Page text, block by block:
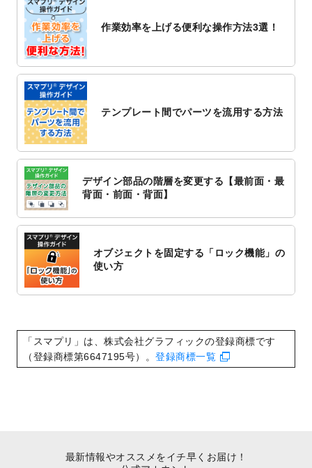
2022/10/26
レートを追加しました。
2022/10/26
追加しました。
2022/10/20
2022/10/14
年賀ポスターのデザインテンプレートを公
2022/10/6
チラシ作成からポスティング配布注文まで
2022/10/1
2023年版1月始まりのカレンダーデザイン
2022/9/21
コンサートのチラシデザインテンプレート
2022/9/5
年賀状のデザインテンプレート
2022/9/5
喪中はがきのデザインテンプレートを公開
2022/8/24
印刷用データの解像度
を引き上げまし
た！
作業効率を上げる便利な操作方法3選！
テンプレート間でパーツを流用する方法
デザイン部品の階層を変更する【最前面・最
背面・前面・背面】
オブジェクトを固定する「ロック機能」の
使い方
「スマプリ」は、株式会社グラフィックの登録商標です
（登録商標第6647195号）。 登録商標一覧
最新情報やオススメをイチ早くお届け！